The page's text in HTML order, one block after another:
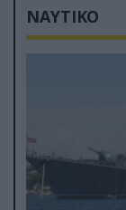
ΝΑΥΤΙΚΟ